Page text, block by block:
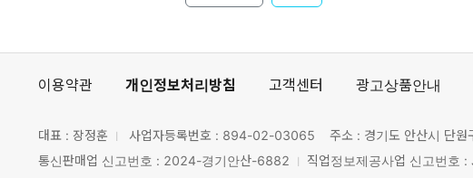
이용약관 개인정보처리방침 고객센터 광고상품안내
대표 : 장정훈 사업자등록번호 : 894-02-03065
주소 : 경기도 안산시 단
통신판매업 신고번호 : 2024-경기안산-6882
직업정보제공사업 신고번